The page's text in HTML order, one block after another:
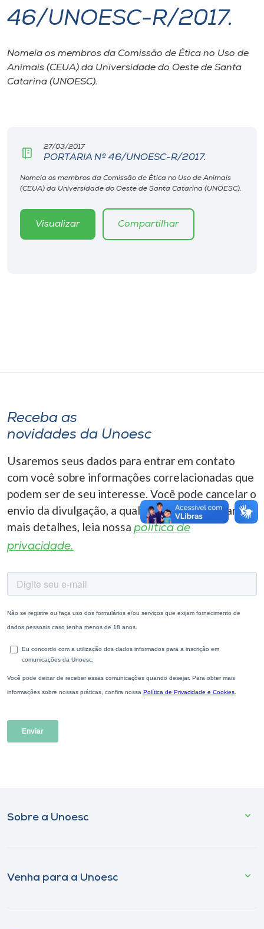
I.nova
Diplomados
Rádio
A+
46/UNOESC-R/2017.
Nomeia os membros da Comissão de Ética no Uso de
Animais (CEUA) da Universidade do Oeste de Santa
Catarina (UNOESC).
27/03/2017
PORTARIA Nº 46/UNOESC-R/2017.
Nomeia os membros da Comissão de Ética no Uso de Animais
(CEUA) da Universidade do Oeste de Santa Catarina (UNOESC).
Visualizar Compartilhar
Receba as
novidades da Unoesc
Usaremos seus dados para entrar em contato
com você sobre informações correlacionadas que
podem ser de seu interesse. Você pode cancelar o
envio da divulgação, a qualquer momento. Para
mais detalhes, leia nossa política de
privacidade.
Sobre a Unoesc
Venha para a Unoesc